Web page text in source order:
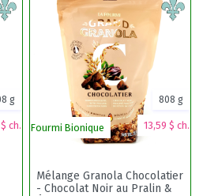
ch.
g
Fourmi Bionique 13,59 $ ch.
808 g
Mélange Granola Chocolatier
- Chocolat Noir au Pralin &